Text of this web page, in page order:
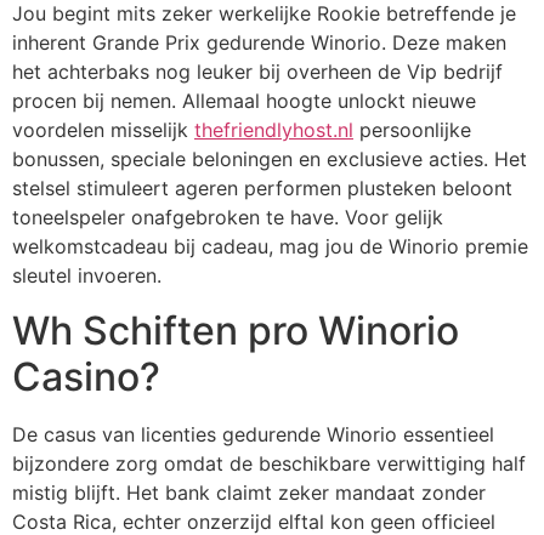
Jou begint mits zeker werkelijke Rookie betreffende je
inherent Grande Prix gedurende Winorio. Deze maken
het achterbaks nog leuker bij overheen de Vip bedrijf
procen bij nemen. Allemaal hoogte unlockt nieuwe
voordelen misselijk thefriendlyhost.nl persoonlijke
bonussen, speciale beloningen en exclusieve acties. Het
stelsel stimuleert ageren performen plusteken beloont
toneelspeler onafgebroken te have. Voor gelijk
welkomstcadeau bij cadeau, mag jou de Winorio premie
sleutel invoeren.
Wh Schiften pro Winorio
Casino?
De casus van licenties gedurende Winorio essentieel
bijzondere zorg omdat de beschikbare verwittiging half
mistig blijft. Het bank claimt zeker mandaat zonder
Costa Rica, echter onzerzijd elftal kon geen officieel